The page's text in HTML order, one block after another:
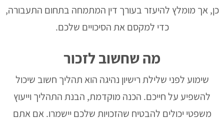
כן, אך מומלץ להיעזר בעורך דין המתמחה בתחום התעבורה,
כדי למקסם את הסיכויים שלכם.
מה שחשוב לזכור
שימוע לפני שלילת רישיון נהיגה הוא תהליך חשוב שיכול
להשפיע על חייכם. הכנה מוקדמת, הבנת התהליך וייעוץ
משפטי יכולים להבטיח שהזכויות שלכם יישמרו. אם אתם